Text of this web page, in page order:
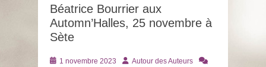
Béatrice Bourrier aux
Automn’Halles, 25 novembre à
Sète
Posté1 novembre 2023 AuteurAutour des Auteurs